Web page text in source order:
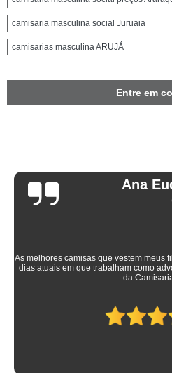
camisaria masculina social Juruaia
camisarias masculina ARUJÁ
Entre em
Ana
As melhores camisas que vestem meus
dias atuais em que trabalham como
da